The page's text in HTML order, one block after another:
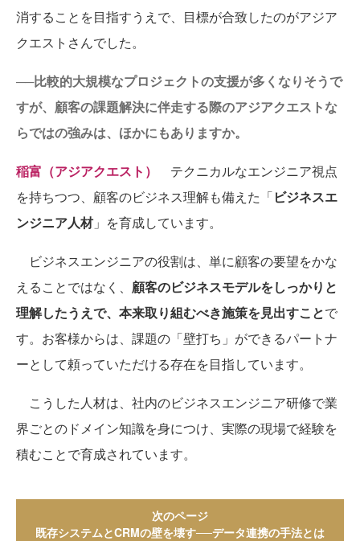
消することを目指すうえで、目標が合致したのがアジア
クエストさんでした。
──比較的大規模なプロジェクトの支援が多くなりそうで
すが、顧客の課題解決に伴走する際のアジアクエストな
らではの強みは、ほかにもありますか。
稲富（アジアクエスト）
テクニカルなエンジニア視点
を持ちつつ、顧客のビジネス理解も備えた「ビジネスエ
ンジニア人材」を育成しています。
ビジネスエンジニアの役割は、単に顧客の要望をかな
えることではなく、 顧客のビジネスモデルをしっかりと
理解したうえで、本来取り組むべき施策を見出すことで
す。お客様からは、課題の「壁打ち」ができるパートナ
ーとして頼っていただける存在を目指しています。
こうした人材は、社内のビジネスエンジニア研修で業
界ごとのドメイン知識を身につけ、実際の現場で経験を
積むことで育成されています。
次のページ
既存システムとCRMの壁を壊す──データ連携の手法とは